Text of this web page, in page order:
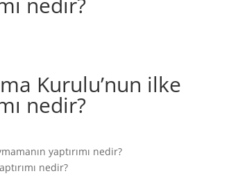
Kurulu’nun ilke
nedir?
yaptırımı nedir?
nedir?